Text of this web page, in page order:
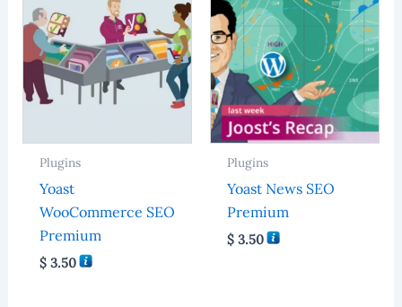
Plugins
Yoast
WooCommerce SEO
Premium
$3.50
Plugins
Yoast News SEO
Premium
$ 3.50